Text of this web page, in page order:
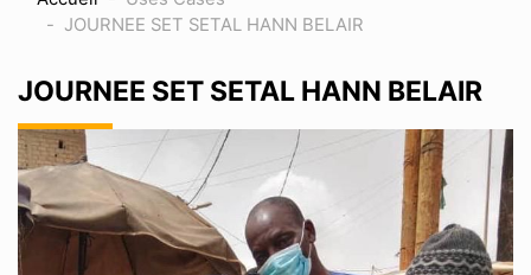
JOURNEE SET SETAL HANN BELAIR
JOURNEE SET SETAL HANN BELAIR